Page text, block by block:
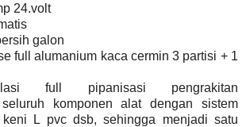
24.volt
galon
full alumanium kaca cermin 3 partisi + 1
full pipanisasi pengrakitan
seluruh komponen alat dengan sistem
keni L pvc dsb, sehingga menjadi satu